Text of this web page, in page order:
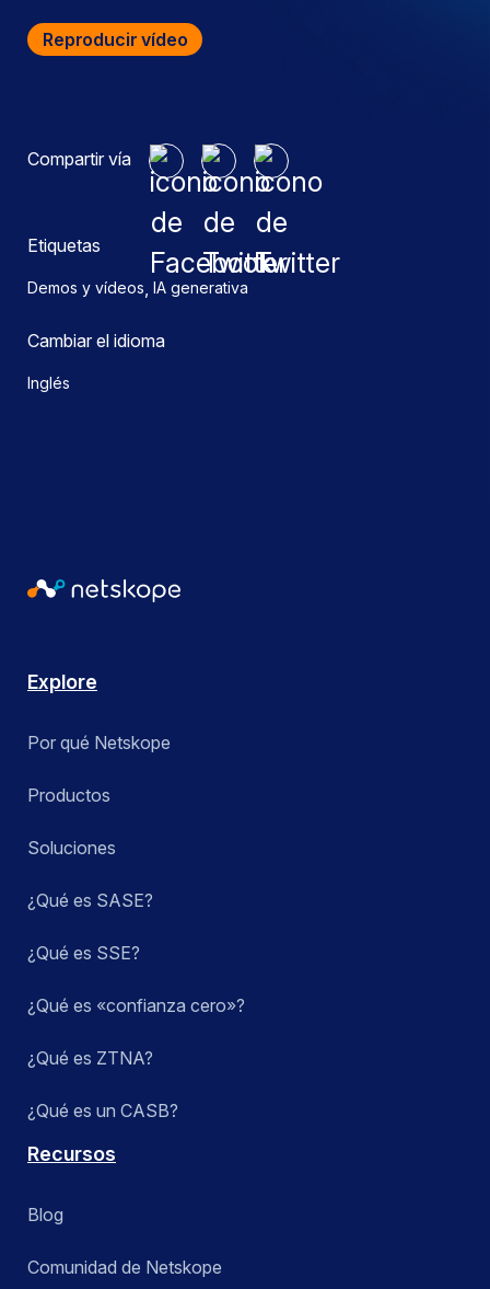
Reproducir vídeo
Compartir vía
Etiquetas
Demos y vídeos, IA generativa
Cambiar el idioma
Inglés
Explore
Por qué Netskope
Productos
Soluciones
¿Qué es SASE?
¿Qué es SSE?
¿Qué es «confianza cero»?
¿Qué es ZTNA?
¿Qué es un CASB?
Recursos
Blog
Comunidad de Netskope